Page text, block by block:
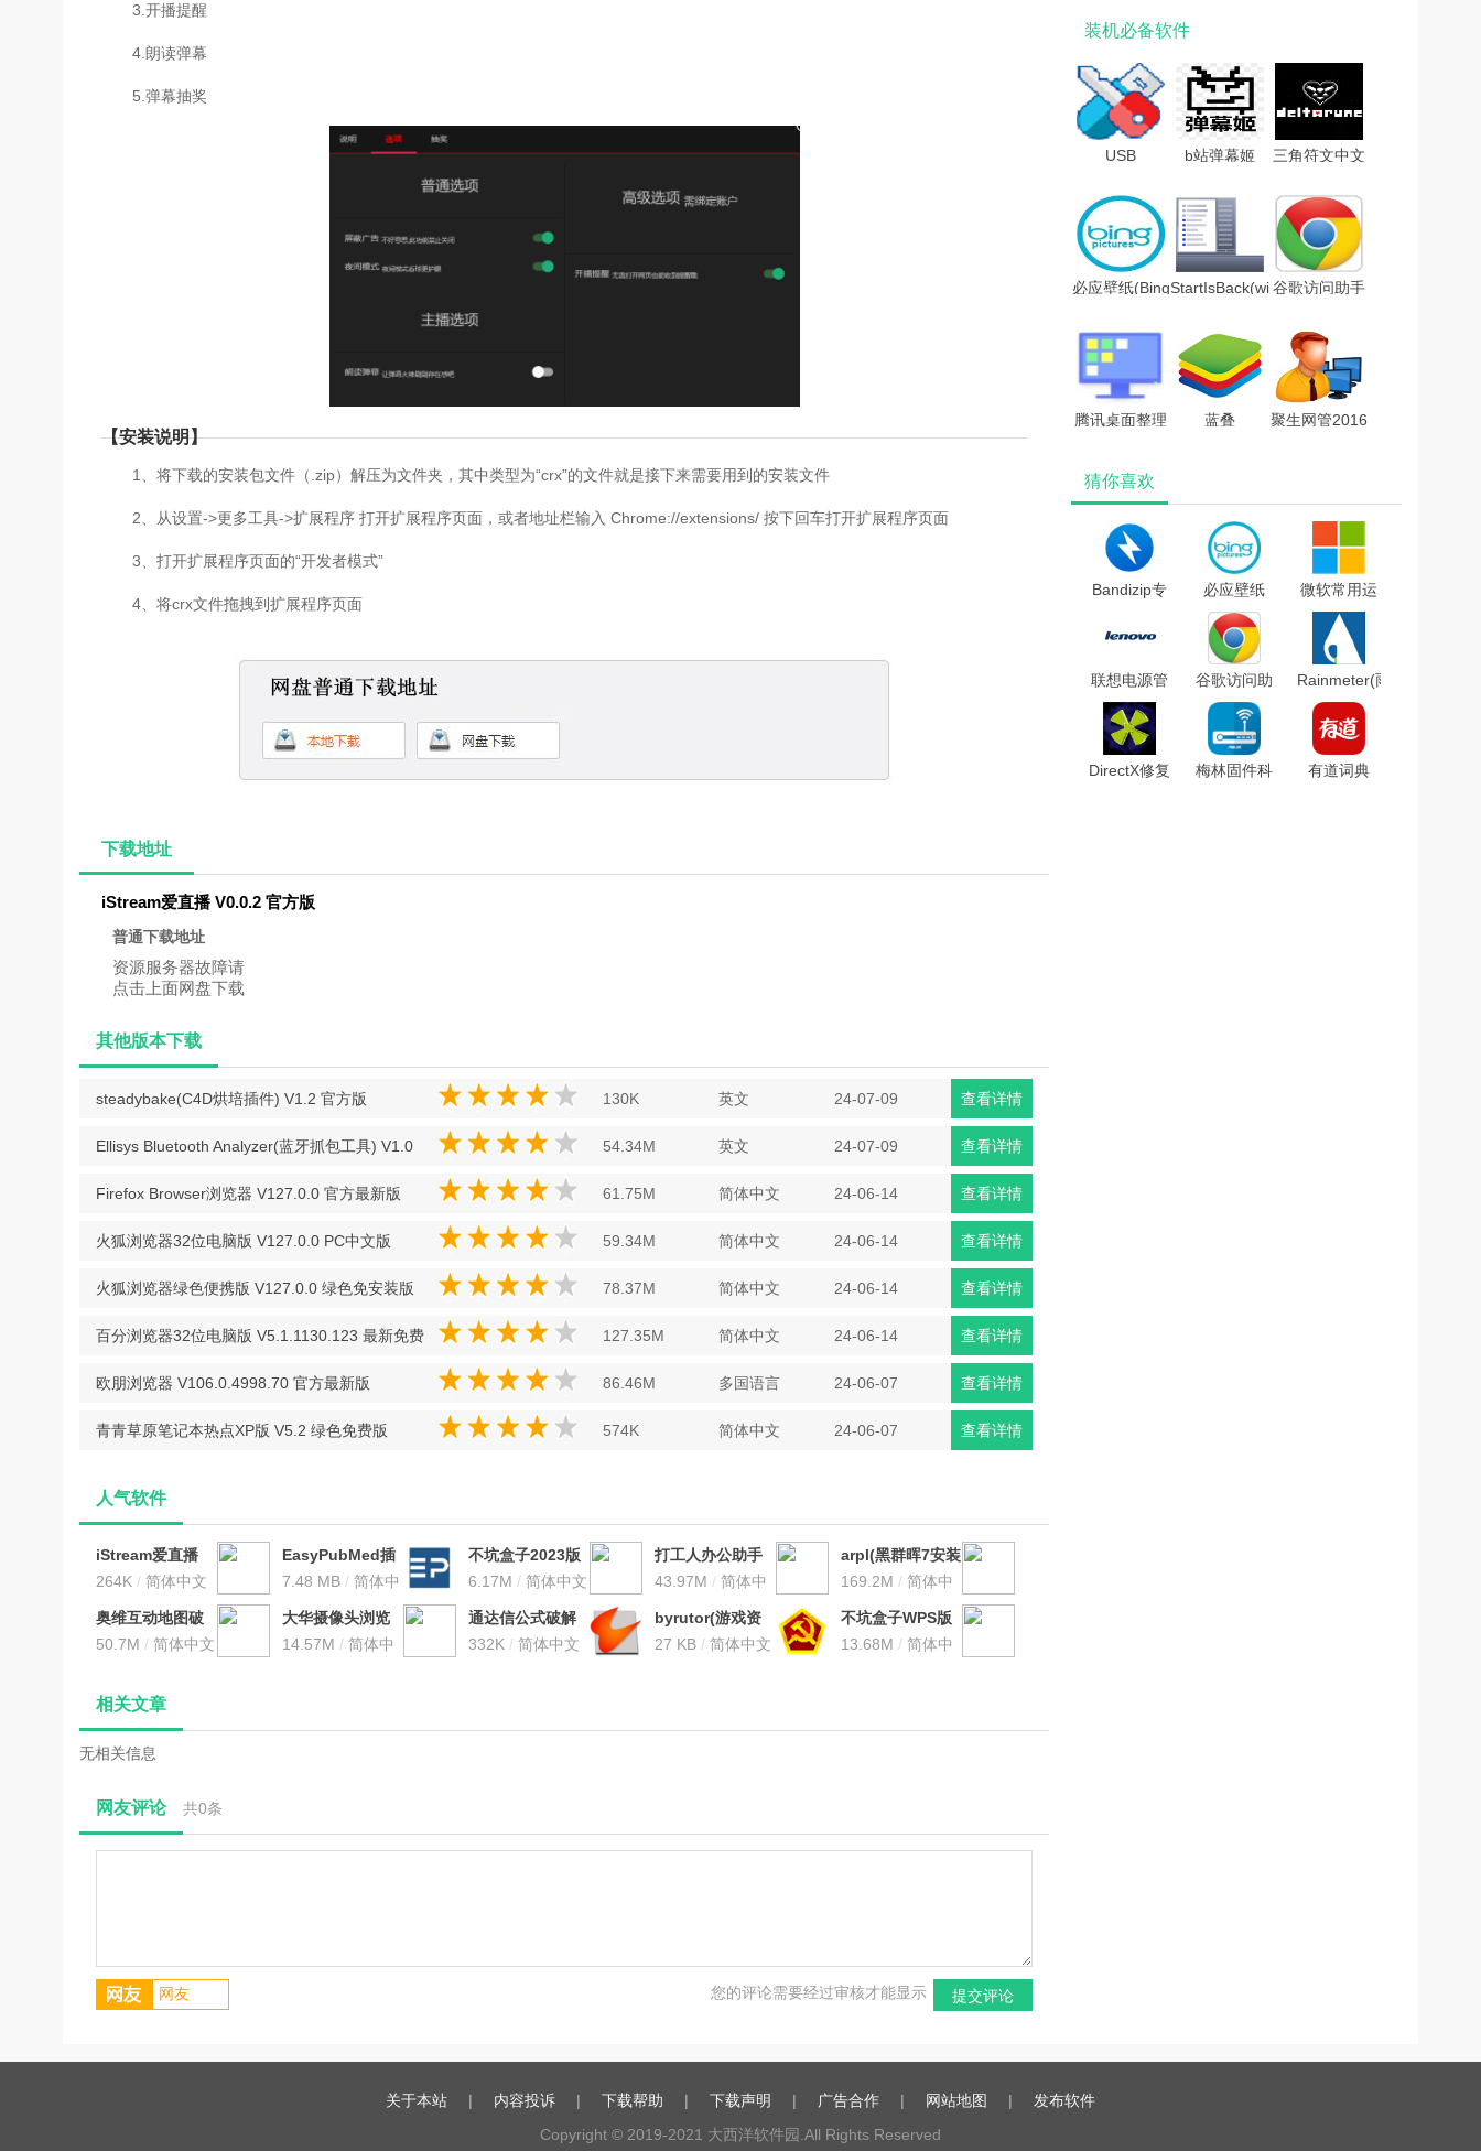
3.开播提醒
4.朗读弹幕
5.弹幕抽奖
【安装说明】
1、将下载的安装包文件（.zip）解压为文件夹，其中类型为“crx”的文件就是接下来需要用到的安装文件
2、从设置->更多工具->扩展程序 打开扩展程序页面，或者地址栏输入 Chrome://extensions/ 按下回车打开扩展程序页面
3、打开扩展程序页面的“开发者模式”
4、将crx文件拖拽到扩展程序页面
下载地址
iStream爱直播 V0.0.2 官方版
普通下载地址
资源服务器故障请
点击上面网盘下载
其他版本下载
查看详情
steadybake(C4D烘培插件) V1.2 官方版 130K 英文 24-07-09
查看详情
Ellisys Bluetooth Analyzer(蓝牙抓包工具) V1.0
官方版
54.34M 英文 24-07-09
查看详情
Firefox Browser浏览器 V127.0.0 官方最新版 61.75M 简体中文 24-06-14
查看详情
火狐浏览器32位电脑版 V127.0.0 PC中文版 59.34M 简体中文 24-06-14
查看详情
火狐浏览器绿色便携版 V127.0.0 绿色免安装版 78.37M 简体中文 24-06-14
查看详情
百分浏览器32位电脑版 V5.1.1130.123 最新免费
版
127.35M 简体中文 24-06-14
查看详情
欧朋浏览器 V106.0.4998.70 官方最新版 86.46M 多国语言 24-06-07
查看详情
青青草原笔记本热点XP版 V5.2 绿色免费版 574K 简体中文 24-06-07
人气软件
iStream爱直播
V0.0.2 官方版
264K / 简体中文
EasyPubMed插
件(Chrome
PubMed学术文
7.48 MB / 简体中
文
不坑盒子2023版
V2023.0125 大更
新版
6.17M / 简体中文
打工人办公助手
V2.0 官方最新版
43.97M / 简体中
arpl(黑群晖7安装
引导工具) V2023
中文汉化版
169.2M / 简体中
文
奥维互动地图破
解版永久vip2024
版
50.7M / 简体中文
大华摄像头浏览
器插件 V1.0 最新
14.57M / 简体中
通达信公式破解
器 V7.35 最新免
332K / 简体中文
byrutor(游戏资
源插件) V2.2.2 官
27 KB / 简体中文
不坑盒子WPS版
V2023.0218 官方
13.68M / 简体中
相关文章
无相关信息
网友评论 共0条
提交评论
您的评论需要经过审核才能显示
版
装机必备软件
USB
密软件)v2.18
绿色版
b站弹幕姬
方版
三角符文中文
必应壁纸(Bing
色版
StartIsBack(win10
版)V2.8.6
谷歌访问助手
腾讯桌面整理
V3.0v3.0.1411.127
蓝叠
版
聚生网管2016
猜你喜欢
Bandizip专
V7.29.0 免
必应壁纸
(Bing
Best)v3.3.1
绿色版
微软常用运
行库合集
v2019.10.19
最新版
联想电源管
理软件
(Lenovo
Energy
Management)v6.0.2.0
官方版
谷歌访问助
手v2.3.0破
解版
Rainmeter(雨
滴桌面秀)中
文版
v4.3.3298
DirectX修复
梅林固件科
有道词典
关于本站 | 内容投诉 | 下载帮助 | 下载声明 | 广告合作 | 网站地图 |
发布软件
Copyright © 2019-2021 大西洋软件园 .All Rights Reserved